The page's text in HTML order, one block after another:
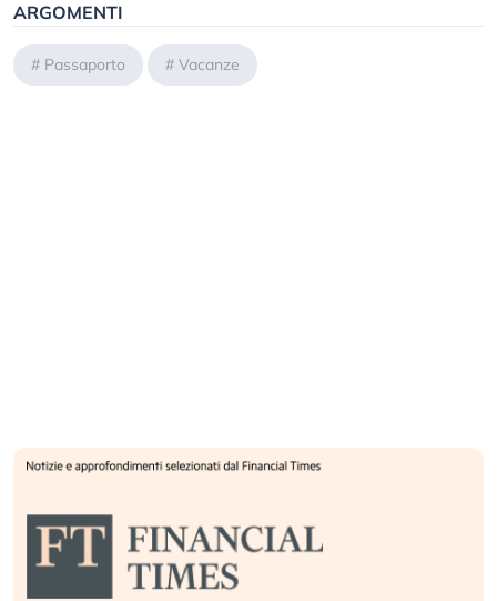
ARGOMENTI
# Passaporto # Vacanze